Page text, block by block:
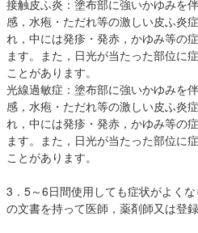
接触皮ふ炎：塗布部に強いかゆみを
感，水疱・ただれ等の激しい皮ふ炎
れ，中には発疹・発赤，かゆみ等の
ます。また，日光が当たった部位に
ことがあります。
光線過敏症：塗布部に強いかゆみを
感，水疱・ただれ等の激しい皮ふ炎
れ，中には発疹・発赤，かゆみ等の
ます。また，日光が当たった部位に
ことがあります。
3．5～6日間使用しても症状がよく
の文書を持って医師，薬剤師又は登